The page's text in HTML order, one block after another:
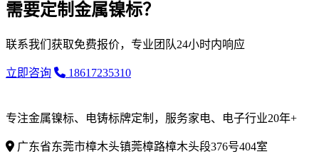
需要定制金属镍标？
联系我们获取免费报价，专业团队24小时内响应
立即咨询
18617235310
专注金属镍标、电铸标牌定制，服务家电、电子行业20年+
广东省东莞市樟木头镇莞樟路樟木头段376号404室